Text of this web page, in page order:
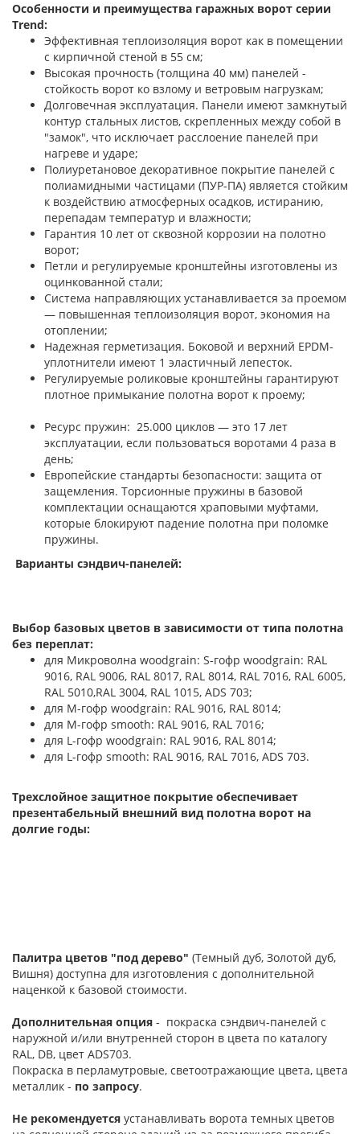
Особенности и преимущества гаражных ворот серии
Trend:
Эффективная теплоизоляция ворот как в помещении
с кирпичной стеной в 55 см;
Высокая прочность (толщина 40 мм) панелей -
стойкость ворот ко взлому и ветровым нагрузкам;
Долговечная эксплуатация. Панели имеют замкнутый
контур стальных листов, скрепленных между собой в
"замок", что исключает расслоение панелей при
нагреве и ударе;
Полиуретановое декоративное покрытие панелей с
полиамидными частицами (ПУР-ПА) является стойким
к воздействию атмосферных осадков, истиранию,
перепадам температур и влажности;
Гарантия 10 лет от сквозной коррозии на полотно
ворот;
Петли и регулируемые кронштейны изготовлены из
оцинкованной стали;
Система направляющих устанавливается за проемом
— повышенная теплоизоляция ворот, экономия на
отоплении;
Надежная герметизация. Боковой и верхний EPDM-
уплотнители имеют 1 эластичный лепесток.
Регулируемые роликовые кронштейны гарантируют
плотное примыкание полотна ворот к проему;
Ресурс пружин: 25.000 циклов — это 17 лет
эксплуатации, если пользоваться воротами 4 раза в
день;
Европейские стандарты безопасности: защита от
защемления. Торсионные пружины в базовой
комплектации оснащаются храповыми муфтами,
которые блокируют падение полотна при поломке
пружины.
Варианты сэндвич-панелей:
Выбор базовых цветов в зависимости от типа полотна
без переплат:
для Микроволна woodgrain: S-гофр woodgrain: RAL
9016, RAL 9006, RAL 8017, RAL 8014, RAL 7016, RAL 6005,
RAL 5010,RAL 3004, RAL 1015, ADS 703;
для М-гофр woodgrain: RAL 9016, RAL 8014;
для М-гофр smooth: RAL 9016, RAL 7016;
для L-гофр woodgrain: RAL 9016, RAL 8014;
для L-гофр smooth: RAL 9016, RAL 7016, ADS 703.
Трехслойное защитное покрытие обеспечивает
презентабельный внешний вид полотна ворот на
долгие годы:
Палитра цветов "под дерево" (Темный дуб, Золотой дуб,
Вишня) доступна для изготовления с дополнительной
наценкой к базовой стоимости.
Дополнительная опция - покраска сэндвич-панелей с
наружной и/или внутренней сторон в цвета по каталогу
RAL, DB, цвет ADS703.
Покраска в перламутровые, светоотражающие цвета, цвета
металлик - по запросу.
Не рекомендуется устанавливать ворота темных цветов